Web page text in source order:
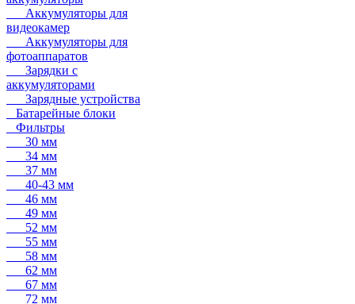
Аккумуляторы для
видеокамер
Аккумуляторы для
фотоаппаратов
Зарядки с
аккумуляторами
Зарядные устройства
Батарейные блоки
Фильтры
30 мм
34 мм
37 мм
40-43 мм
46 мм
49 мм
52 мм
55 мм
58 мм
62 мм
67 мм
72 мм